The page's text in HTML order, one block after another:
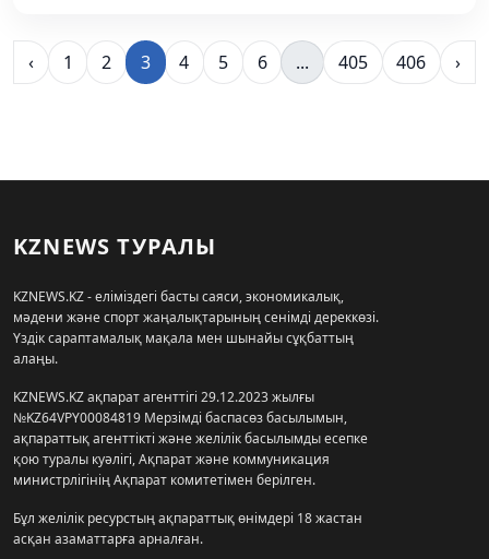
‹ 1 2 3 4 5 6 ... 405 406 ›
KZNEWS ТУРАЛЫ
KZNEWS.KZ - еліміздегі басты саяси, экономикалық,
мәдени және спорт жаңалықтарының сенімді дереккөзі.
Үздік сараптамалық мақала мен шынайы сұқбаттың
алаңы.
KZNEWS.KZ ақпарат агенттігі 29.12.2023 жылғы
№KZ64VPY00084819 Мерзімді баспасөз басылымын,
ақпараттық агенттікті және желілік басылымды есепке
қою туралы куәлігі, Ақпарат және коммуникация
министрлігінің Ақпарат комитетімен берілген.
Бұл желілік ресурстың ақпараттық өнімдері 18 жастан
асқан азаматтарға арналған.